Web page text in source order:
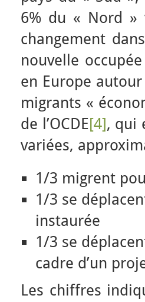
6% du « Nord »
changement
nouvelle
en Europe
migrants «
de l’OCDE[4], qui
variées,
1/3 migrent
1/3 se
instaurée
1/3 se
cadre d’un
Les chiffres